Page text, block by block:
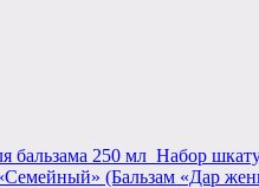
бальзама 250 мл Набор
(Бальзам «Дар